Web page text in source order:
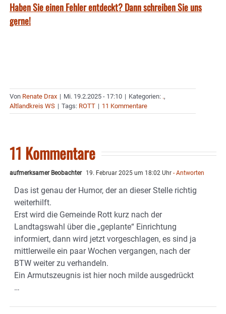
Haben Sie einen Fehler entdeckt? Dann schreiben Sie uns
gerne!
Von Renate Drax | Mi. 19.2.2025 - 17:10 | Kategorien: .,
Altlandkreis WS | Tags: ROTT | 11 Kommentare
11 Kommentare
aufmerksamer Beobachter 19. Februar 2025 um 18:02 Uhr - Antworten
Das ist genau der Humor, der an dieser Stelle richtig
weiterhilft.
Erst wird die Gemeinde Rott kurz nach der
Landtagswahl über die „geplante“ Einrichtung
informiert, dann wird jetzt vorgeschlagen, es sind ja
mittlerweile ein paar Wochen vergangen, nach der
BTW weiter zu verhandeln.
Ein Armutszeugnis ist hier noch milde ausgedrückt
…